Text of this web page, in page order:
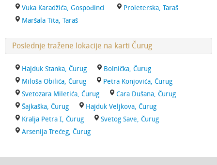
Vuka Karadžića, Gospođinci
Proleterska, Taraš
Maršala Tita, Taraš
Poslednje tražene lokacije na karti Čurug
Hajduk Stanka, Čurug
Bolnička, Čurug
Miloša Obilića, Čurug
Petra Konjovića, Čurug
Svetozara Miletića, Čurug
Cara Dušana, Čurug
Šajkaška, Čurug
Hajduk Veljkova, Čurug
Kralja Petra I, Čurug
Svetog Save, Čurug
Arsenija Trećeg, Čurug